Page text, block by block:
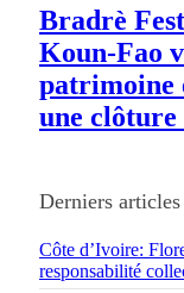
Bradrè
Koun-Fao
patrimoine
une
Derniers articles
Côte d’Ivoire:
responsabilité